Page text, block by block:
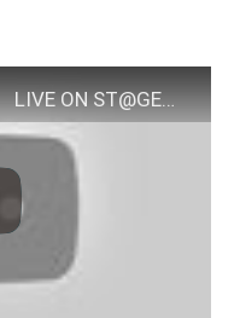
「アイドルマスター SideM LIVE ON ST@GE！」事前登録100,000突破特典MV『うぇるかむ・はぴきらパーク!』